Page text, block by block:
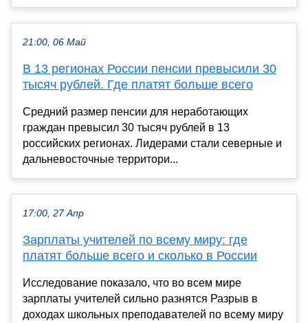
21:00, 06 Май
В 13 регионах России пенсии превысили 30
тысяч рублей. Где платят больше всего
Средний размер пенсии для неработающих
граждан превысил 30 тысяч рублей в 13
российских регионах. Лидерами стали северные и
дальневосточные территори...
17:00, 27 Апр
Зарплаты учителей по всему миру: где
платят больше всего и сколько в России
Исследование показало, что во всем мире
зарплаты учителей сильно разнятся Разрыв в
доходах школьных преподавателей по всему миру